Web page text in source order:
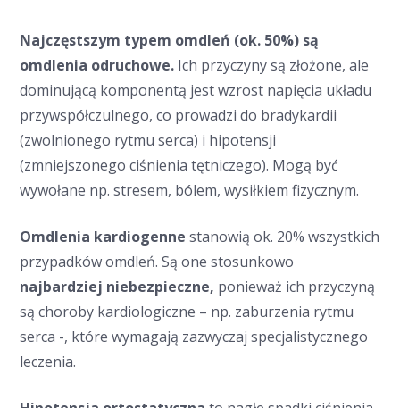
Najczęstszym typem omdleń (ok. 50%) są
omdlenia odruchowe. Ich przyczyny są złożone, ale
dominującą komponentą jest wzrost napięcia układu
przywspółczulnego, co prowadzi do bradykardii
(zwolnionego rytmu serca) i hipotensji
(zmniejszonego ciśnienia tętniczego). Mogą być
wywołane np. stresem, bólem, wysiłkiem fizycznym.
Omdlenia kardiogenne stanowią ok. 20% wszystkich
przypadków omdleń. Są one stosunkowo
najbardziej niebezpieczne, ponieważ ich przyczyną
są choroby kardiologiczne – np. zaburzenia rytmu
serca -, które wymagają zazwyczaj specjalistycznego
leczenia.